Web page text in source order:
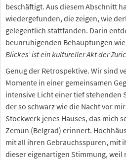
beschäftigt. Aus diesem Abschnitt
wiedergefunden, die zeigen, wie
gelegentlich stattfanden. Darin
beunruhigenden Behauptungen
Blickes’ ist ein kultureller Akt der
Genug der Retrospektive. Wir sind
Momente in einer gemeinsamen
intensive Licht einer tief stehenden
der so schwarz wie die Nacht vor
Stockwerk jenes Hauses, das mich
Zemun (Belgrad) erinnert.
mit all ihren Gebrauchsspuren, mit
dieser eigenartigen Stimmung, weil